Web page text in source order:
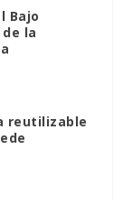
Bajo
la
reutilizable